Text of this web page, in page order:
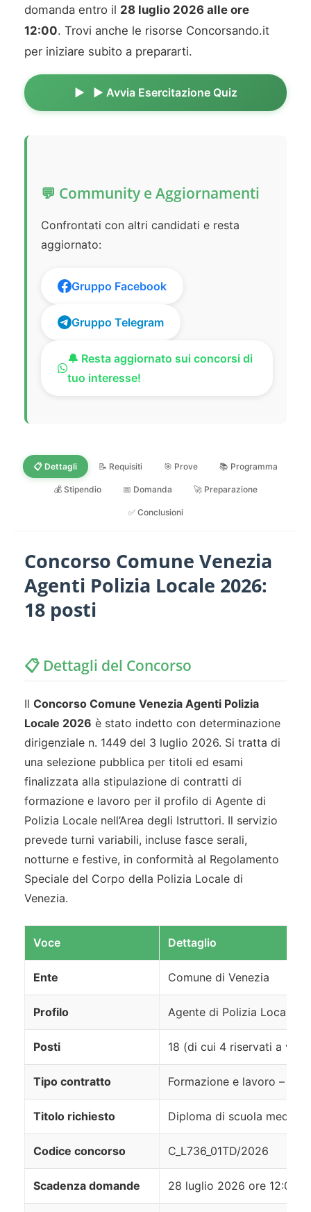
domanda entro il 28 luglio 2026 alle ore
12:00. Trovi anche le risorse Concorsando.it
per iniziare subito a prepararti.
▶️ Avvia Esercitazione Quiz
💬 Community e Aggiornamenti
Confrontati con altri candidati e resta
aggiornato:
Gruppo Facebook
Gruppo Telegram
🔔 Resta aggiornato sui concorsi di
tuo interesse!
📋 Dettagli 📝 Requisiti 🎯 Prove 📚 Programma
💰 Stipendio 📅 Domanda 🚀 Preparazione
✅ Conclusioni
Concorso Comune Venezia
Agenti Polizia Locale 2026:
18 posti
📋 Dettagli del Concorso
Il Concorso Comune Venezia Agenti Polizia
Locale 2026 è stato indetto con determinazione
dirigenziale n. 1449 del 3 luglio 2026. Si tratta di
una selezione pubblica per titoli ed esami
finalizzata alla stipulazione di contratti di
formazione e lavoro per il profilo di Agente di
Polizia Locale nell’Area degli Istruttori. Il servizio
prevede turni variabili, incluse fasce serali,
notturne e festive, in conformità al Regolamento
Speciale del Corpo della Polizia Locale di
Venezia.
Voce Dettaglio
Ente Comune di Venezia
Profilo Agente di Polizia Locale –
Posti 18 (di cui 4 riservati a
Tipo contratto Formazione e lavoro –
Titolo richiesto Diploma di scuola media
Codice concorso C_L736_01TD/2026
Scadenza domande 28 luglio 2026 ore 12:00